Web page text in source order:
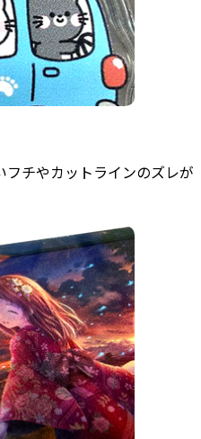
チやカットラインのズレが